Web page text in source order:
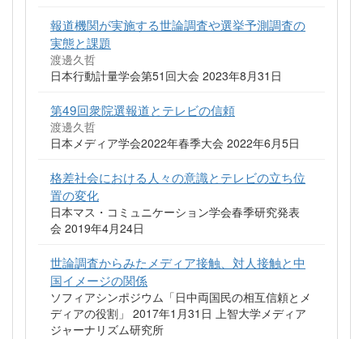
報道機関が実施する世論調査や選挙予測調査の
実態と課題
渡邊久哲
日本行動計量学会第51回大会 2023年8月31日
第49回衆院選報道とテレビの信頼
渡邊久哲
日本メディア学会2022年春季大会 2022年6月5日
格差社会における人々の意識とテレビの立ち位
置の変化
日本マス・コミュニケーション学会春季研究発表
会 2019年4月24日
世論調査からみたメディア接触、対人接触と中
国イメージの関係
ソフィアシンポジウム「日中両国民の相互信頼とメ
ディアの役割」 2017年1月31日 上智大学メディア
ジャーナリズム研究所